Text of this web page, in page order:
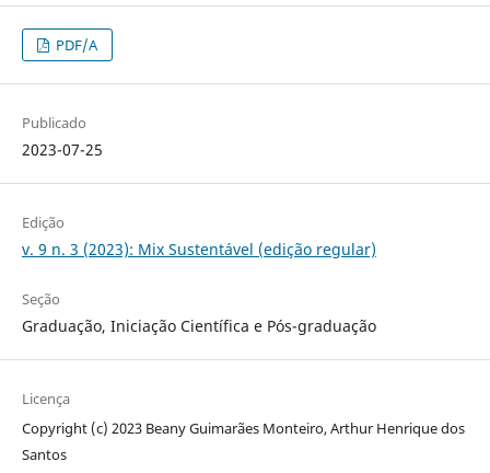
PDF/A
Publicado
2023-07-25
Edição
v. 9 n. 3 (2023): Mix Sustentável (edição regular)
Seção
Graduação, Iniciação Científica e Pós-graduação
Licença
Copyright (c) 2023 Beany Guimarães Monteiro, Arthur Henrique dos
Santos